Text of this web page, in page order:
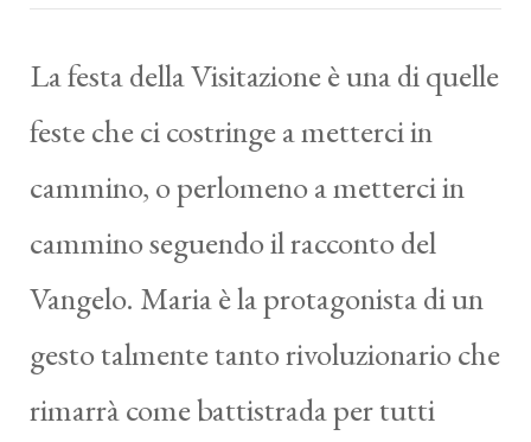
La festa della Visitazione è una di quelle
feste che ci costringe a metterci in
cammino, o perlomeno a metterci in
cammino seguendo il racconto del
Vangelo. Maria è la protagonista di un
gesto talmente tanto rivoluzionario che
rimarrà come battistrada per tutti